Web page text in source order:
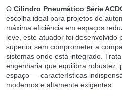
O Cilindro Pneumático Série
escolha ideal para projetos de
máxima eficiência em espaços
leve, este atuador foi desenvolvido
superior sem comprometer a
sistemas onde está integrado.
engenharia que equilibra robustez,
espaço — características
modernos e altamente exigentes.